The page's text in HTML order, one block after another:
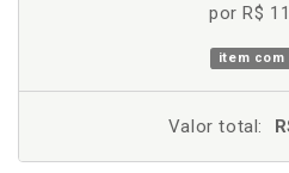
por R$
item com
Valor total: